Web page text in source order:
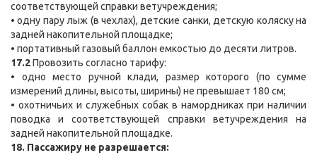
соответствующей справки ветучреждения;
• одну пару лыж (в чехлах), детские санки, детскую коляску на
задней накопительной площадке;
• портативный газовый баллон емкостью до десяти литров.
17.2Провозить согласно тарифу:
• одно место ручной клади, размер которого (по сумме
измерений длины, высоты, ширины) не превышает 180 см;
• охотничьих и служебных собак в намордниках при наличии
поводка и соответствующей справки ветучреждения на
задней накопительной площадке.
18. Пассажиру не разрешается: